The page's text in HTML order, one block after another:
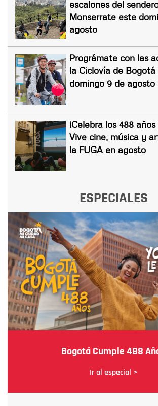
escalones del
Monserrate este
agosto
Prográmate con las
la Ciclovía de
domingo 9 de agosto
¡Celebra los 488
Vive cine, música y
la FUGA en agosto
ESPECIALES
Bogotá Cumple 488
Ir al especial >